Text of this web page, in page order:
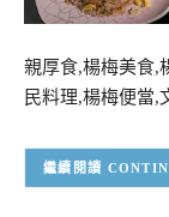
親厚食,楊梅美食,
民料理,楊梅便當